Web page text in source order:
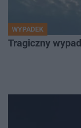
WYPADEK
Tragiczny